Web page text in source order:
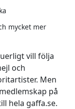
mycket mer
vill följa
och
Men
på
hela gaffa.se.